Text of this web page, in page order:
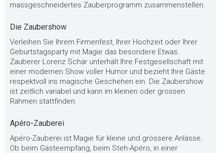
massgeschneidertes Zauberprogramm zusammenstellen.
Die Zaubershow
Verleihen Sie Ihrem Firmenfest, Ihrer Hochzeit oder Ihrer
Geburtstagsparty mit Magie das besondere Etwas.
Zauberer Lorenz Schär unterhält Ihre Festgesellschaft mit
einer modernen Show voller Humor und bezieht Ihre Gäste
respektvoll ins magische Geschehen ein. Die Zaubershow
ist zeitlich variabel und kann im kleinen oder grossen
Rahmen stattfinden.
Apéro-Zauberei
Apéro-Zauberei ist Magie für kleine und grössere Anlässe.
Ob beim Gästeempfang, beim Steh-Apéro, in einer